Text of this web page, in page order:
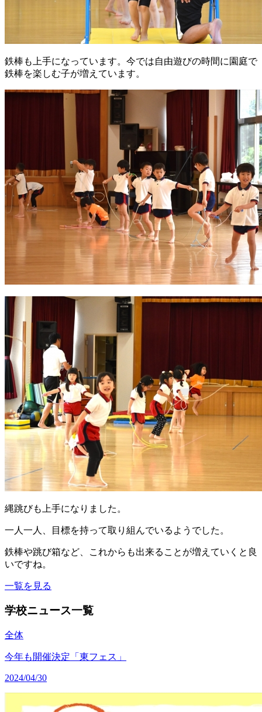
鉄棒も上手になっています。今では自由遊びの時間に園庭で
鉄棒を楽しむ子が増えています。
縄跳びも上手になりました。
一人一人、目標を持って取り組んでいるようでした。
鉄棒や跳び箱など、これからも出来ることが増えていくと良
いですね。
一覧を見る
学校ニュース一覧
全体
今年も開催決定「東フェス」
2024/04/30